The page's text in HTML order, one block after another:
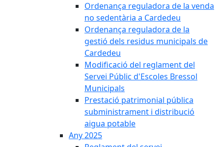
Ordenança reguladora de la venda
no sedentària a Cardedeu
Ordenança reguladora de la
gestió dels residus municipals de
Cardedeu
Modificació del reglament del
Servei Públic d'Escoles Bressol
Municipals
Prestació patrimonial pública
subministrament i distribució
aigua potable
Any 2025